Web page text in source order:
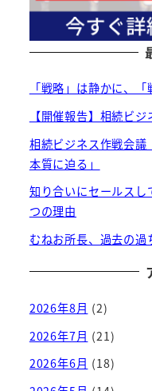
「戦略」は静かに、
【開催報告】相続ビ
相続ビジネス作戦会
本質に迫る」
知り合いにセールスし
つの理由
むねお所長、過去の
2026年8月 (2)
2026年7月 (21)
2026年6月 (18)